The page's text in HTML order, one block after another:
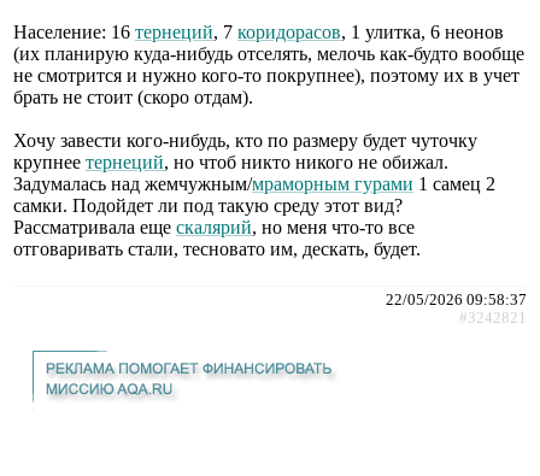
Население: 16 тернеций, 7 коридорасов, 1 улитка, 6 неонов
(их планирую куда-нибудь отселять, мелочь как-будто вообще
не смотрится и нужно кого-то покрупнее), поэтому их в учет
брать не стоит (скоро отдам).
Хочу завести кого-нибудь, кто по размеру будет чуточку
крупнее тернеций, но чтоб никто никого не обижал.
Задумалась над жемчужным/мраморным гурами 1 самец 2
самки. Подойдет ли под такую среду этот вид?
Рассматривала еще скалярий, но меня что-то все
отговаривать стали, тесновато им, дескать, будет.
22/05/2026 09:58:37
#3242821